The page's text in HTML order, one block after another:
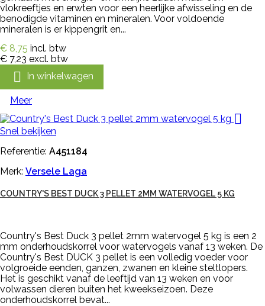
vlokreeftjes en erwten voor een heerlijke afwisseling en de
benodigde vitaminen en mineralen. Voor voldoende
mineralen is er kippengrit en...
€ 8,75 incl. btw
€ 7,23 excl. btw
 In winkelwagen
Meer

Snel bekijken
Referentie: A451184
Merk: Versele Laga
COUNTRY'S BEST DUCK 3 PELLET 2MM WATERVOGEL 5 KG
Country's Best Duck 3 pellet 2mm watervogel 5 kg is een 2
mm onderhoudskorrel voor watervogels vanaf 13 weken. De
Country's Best DUCK 3 pellet is een volledig voeder voor
volgroeide eenden, ganzen, zwanen en kleine steltlopers.
Het is geschikt vanaf de leeftijd van 13 weken en voor
volwassen dieren buiten het kweekseizoen. Deze
onderhoudskorrel bevat...